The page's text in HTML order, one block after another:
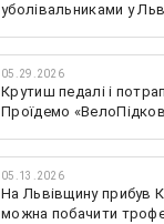
уболівальниками у
05.29.2026
Крутиш педалі і
Проїдемо
05.13.2026
На Львівщину прибув
можна побачити